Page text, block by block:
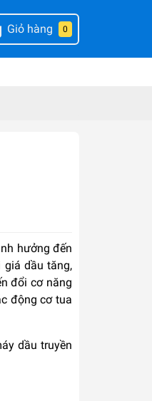
Giỏ hàng 0
hưởng đến
dầu tăng,
đổi cơ năng
động cơ tua
dầu truyền